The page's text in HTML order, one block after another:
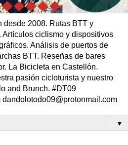
desde 2008. Rutas BTT y
ciclismo y dispositivos
Análisis de puertos de
BTT. Reseñas de bares
La Bicicleta en Castellón.
pasión cicloturista y nuestro
and Brunch. #DT09
▼